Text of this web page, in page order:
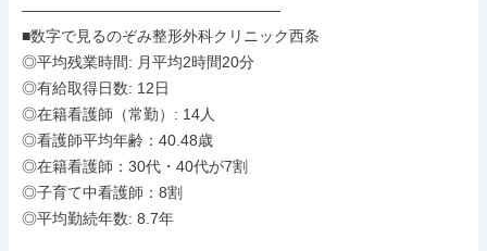
―――――――――――――――――
■数字で見るのぞみ整形外科クリニック西条
◎平均残業時間: 月平均2時間20分
◎有給取得日数: 12日
◎在籍看護師（常勤）: 14人
◎看護師平均年齢：40.48歳
◎在籍看護師：30代・40代が7割
◎子育て中看護師：8割
◎平均勤続年数: 8.7年